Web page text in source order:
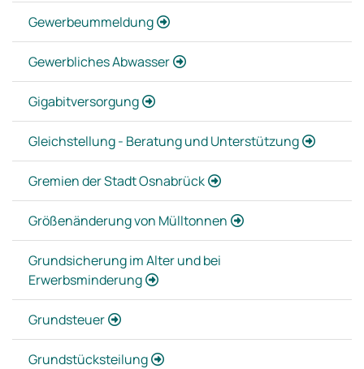
Gewerbeummeldung
Gewerbliches Abwasser
Gigabitversorgung
Gleichstellung - Beratung und Unterstützung
Gremien der Stadt Osnabrück
Größenänderung von Mülltonnen
Grundsicherung im Alter und bei
Erwerbsminderung
Grundsteuer
Grundstücksteilung